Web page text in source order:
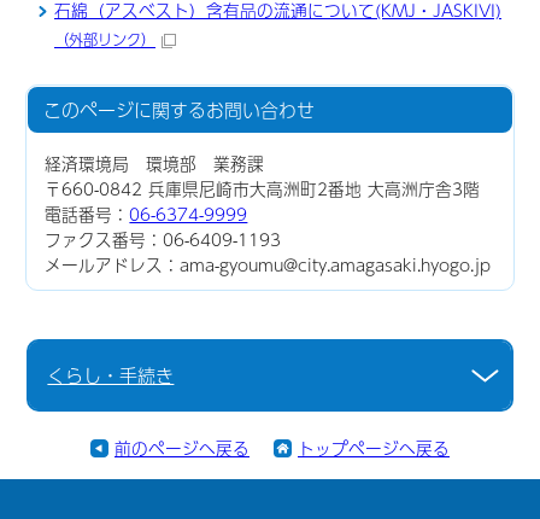
石綿（アスベスト）含有品の流通について(KMJ・JASKIVI)
（外部リンク）
このページに関するお問い合わせ
経済環境局 環境部 業務課
〒660-0842 兵庫県尼崎市大高洲町2番地 大高洲庁舎3階
電話番号：06-6374-9999
ファクス番号：06-6409-1193
メールアドレス：ama-gyoumu@city.amagasaki.hyogo.jp
くらし・手続き
前のページへ戻る トップページへ戻る